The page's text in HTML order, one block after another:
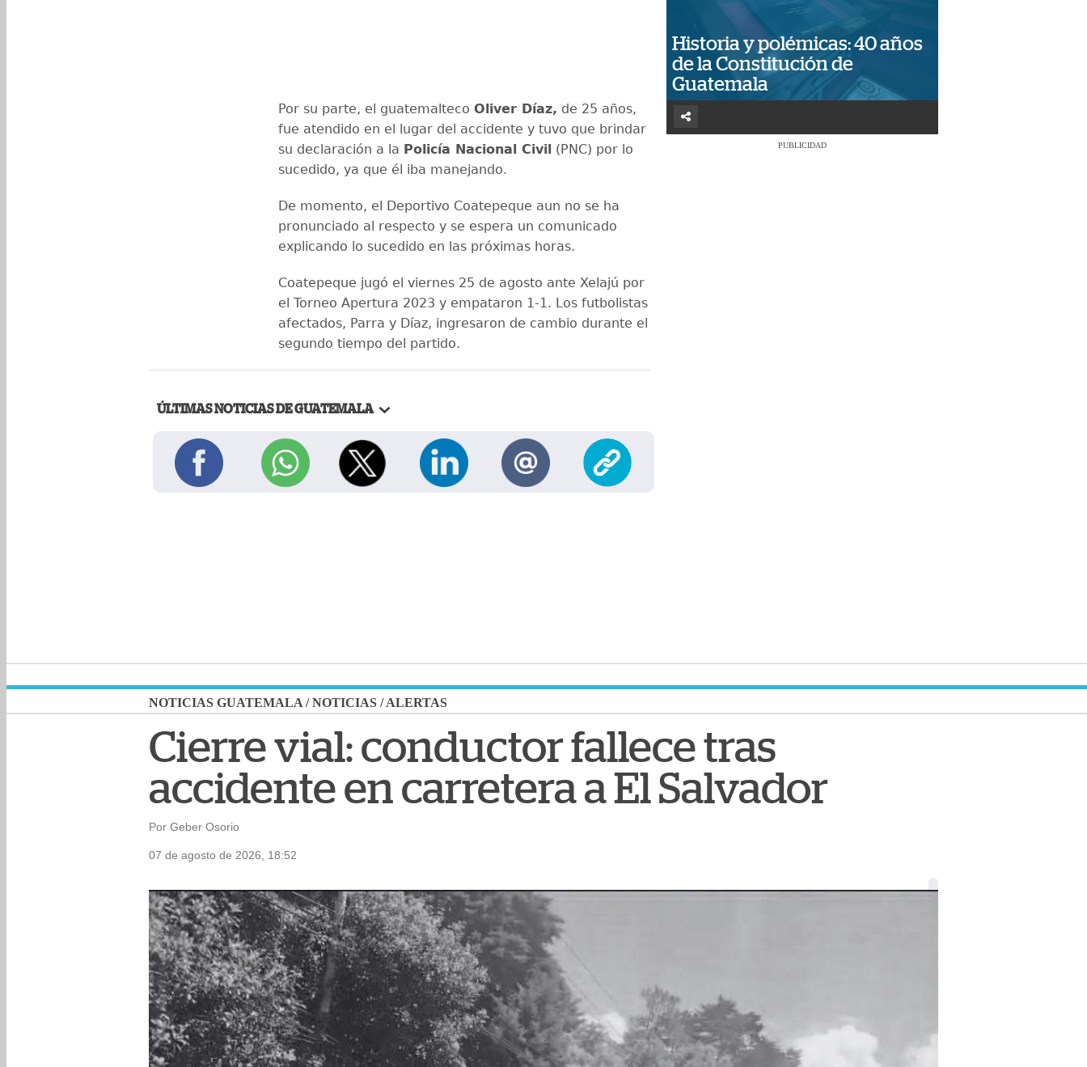
Por su parte, el guatemalteco Oliver Díaz, de 25 años,
fue atendido en el lugar del accidente y tuvo que brindar
su declaración a la Policía Nacional Civil (PNC) por lo
sucedido, ya que él iba manejando.
De momento, el Deportivo Coatepeque aun no se ha
pronunciado al respecto y se espera un comunicado
explicando lo sucedido en las próximas horas.
Coatepeque jugó el viernes 25 de agosto ante Xelajú por
el Torneo Apertura 2023 y empataron 1-1. Los futbolistas
afectados, Parra y Díaz, ingresaron de cambio durante el
segundo tiempo del partido.
ÚLTIMAS NOTICIAS DE GUATEMALA
Historia y polémicas: 40 años
de la Constitución de
Guatemala
PUBLICIDAD
NOTICIAS GUATEMALA /NOTICIAS /ALERTAS
Cierre vial: conductor fallece tras
accidente en carretera a El Salvador
Por Geber Osorio
07 de agosto de 2026, 18:52